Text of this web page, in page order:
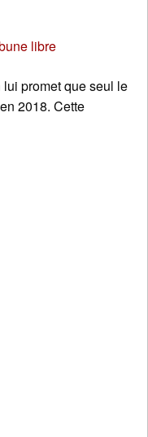
libre
promet que seul le
2018. Cette